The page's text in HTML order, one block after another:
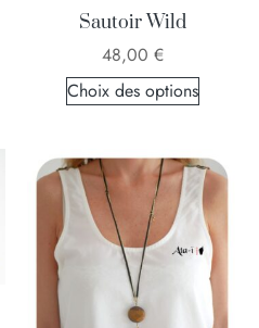
Sautoir Wild
48,00 €
Choix des options